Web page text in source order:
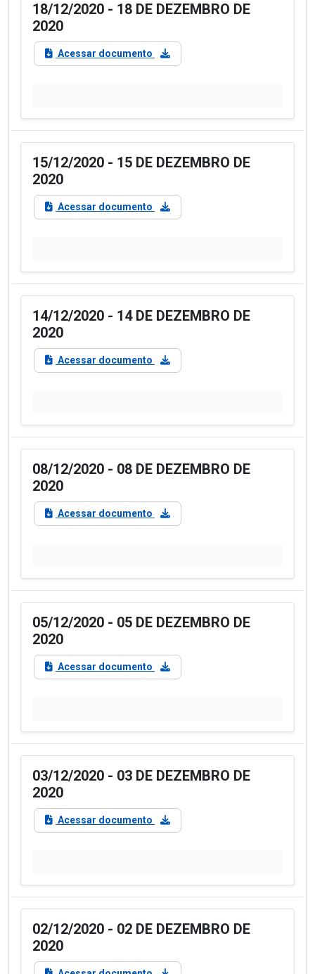
18/12/2020 - 18 DE DEZEMBRO DE
2020
Acessar documento
15/12/2020 - 15 DE DEZEMBRO DE
2020
Acessar documento
14/12/2020 - 14 DE DEZEMBRO DE
2020
Acessar documento
08/12/2020 - 08 DE DEZEMBRO DE
2020
Acessar documento
05/12/2020 - 05 DE DEZEMBRO DE
2020
Acessar documento
03/12/2020 - 03 DE DEZEMBRO DE
2020
Acessar documento
02/12/2020 - 02 DE DEZEMBRO DE
2020